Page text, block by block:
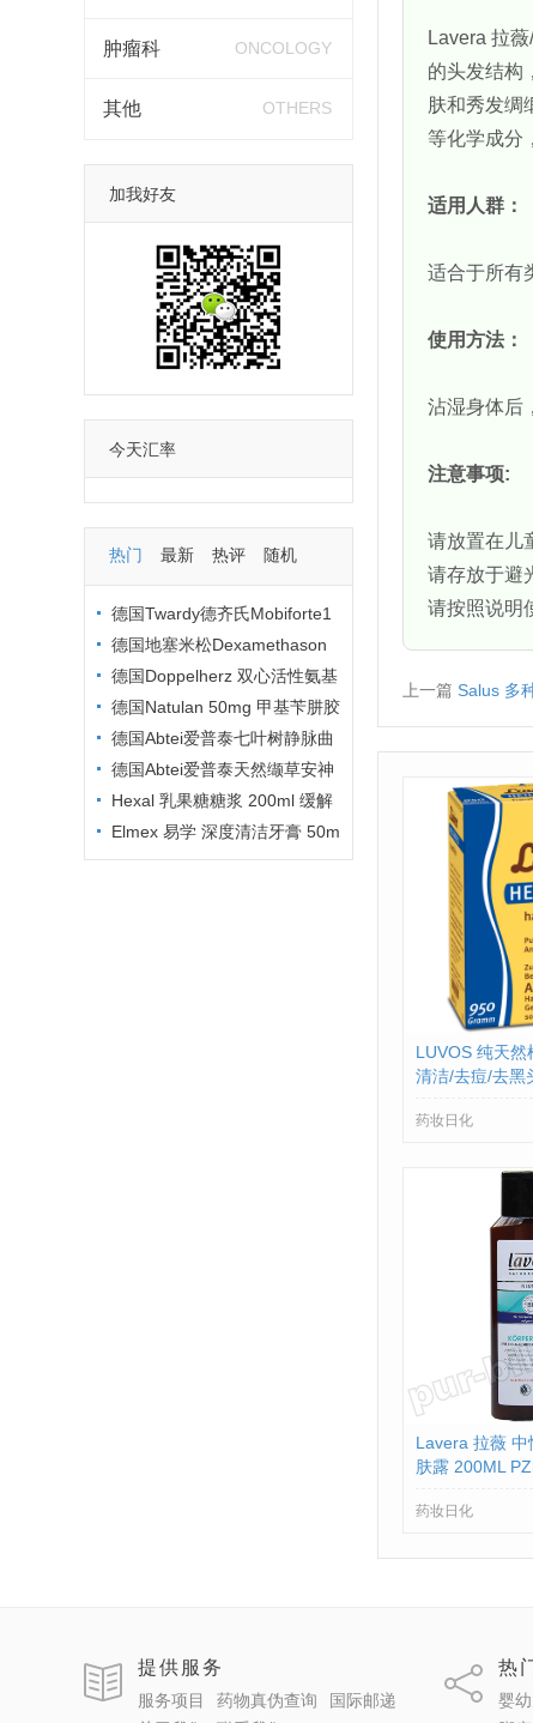
肿瘤科 ONCOLOGY
其他 OTHERS
加我好友
今天汇率
热门 最新 热评 随机
德国Twardy德齐氏Mobiforte1
00%纯度水解胶原蛋白粉
德国地塞米松Dexamethason
GALEN 1.5mg 100片说明书
德国Doppelherz 双心活性氨基
酸营养胶囊 30粒 PZN:1027048
5
德国Natulan 50mg 甲基苄肼胶
囊说明书
德国Abtei爱普泰七叶树静脉曲
张静脉炎美腿软膏 125ml PZN01
246499
德国Abtei爱普泰天然缬草安神
助眠片 30片 PZN00270076
Hexal 乳果糖糖浆 200ml 缓解
Elmex 易学 深度清洁牙膏 50m
l PZN:8794198
Lavera 拉
的头发结构
肤和秀发绸
等化学成分
适用人群：
适合于所有
使用方法：
沾湿身体后
注意事项:
请放置在儿
请存放于避
请按照说明
上一篇 Salus 多
LUVOS 纯天然
清洁/去痘/去黑
药妆日化
Lavera 拉薇 中
肤露 200ML
药妆日化
提供服务
服务项目 药物真伪查询
国际邮递
热
婴